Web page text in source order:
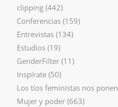
clipping(442)
Conferencias(159)
Entrevistas(134)
Estudios(19)
GenderFilter(11)
Inspírate(50)
Los tíos feministas nos ponen
Mujer y poder(663)